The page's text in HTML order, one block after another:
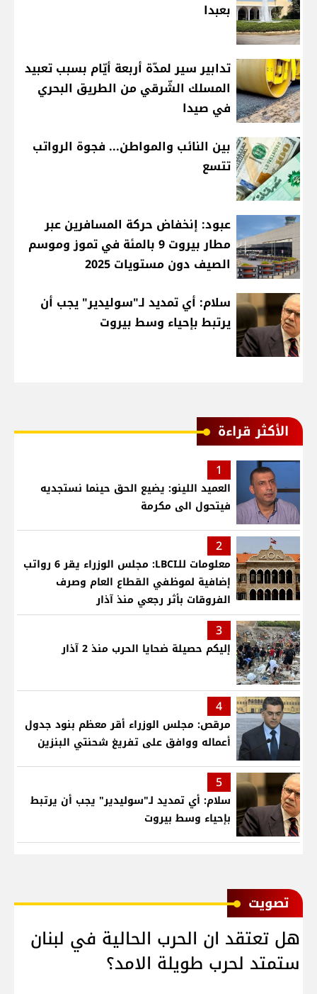
بعبدا
تدابير سير لمدّة أربعة أيّام بسبب تعبيد
المسلك الشّرقي من الطريق البحري
في صيدا
بين النائب والمواطن... فجوة الرواتب
تتسع
عبود: إنخفاض حركة المسافرين عبر
مطار بيروت 9 بالمئة في تموز وموسم
الصيف دون مستويات 2025
سلام: أي تمديد لـ"سوليدير" يجب أن
يرتبط بإحياء وسط بيروت
الأكثر قراءة
1
العميد اللينو: يضيع الحق حينما نستجديه
فيتحول الى مكرمة
2
معلومات للـLBCI: مجلس الوزراء يقر 6 رواتب
إضافية لموظفي القطاع العام وصرف
الفروقات بأثر رجعي منذ آذار
3
إليكم حصيلة ضحايا الحرب منذ 2 آذار
4
مرقص: مجلس الوزراء أقر معظم بنود جدول
أعماله ووافق على تفريغ شحنتي البنزين
5
سلام: أي تمديد لـ"سوليدير" يجب أن يرتبط
بإحياء وسط بيروت
ﺗﺼﻮﻳﺖ
هل تعتقد ان الحرب الحالية في لبنان
ستمتد لحرب طويلة الامد؟